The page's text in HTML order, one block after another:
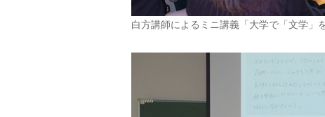
白方講師によるミニ講義「大学で「文学」